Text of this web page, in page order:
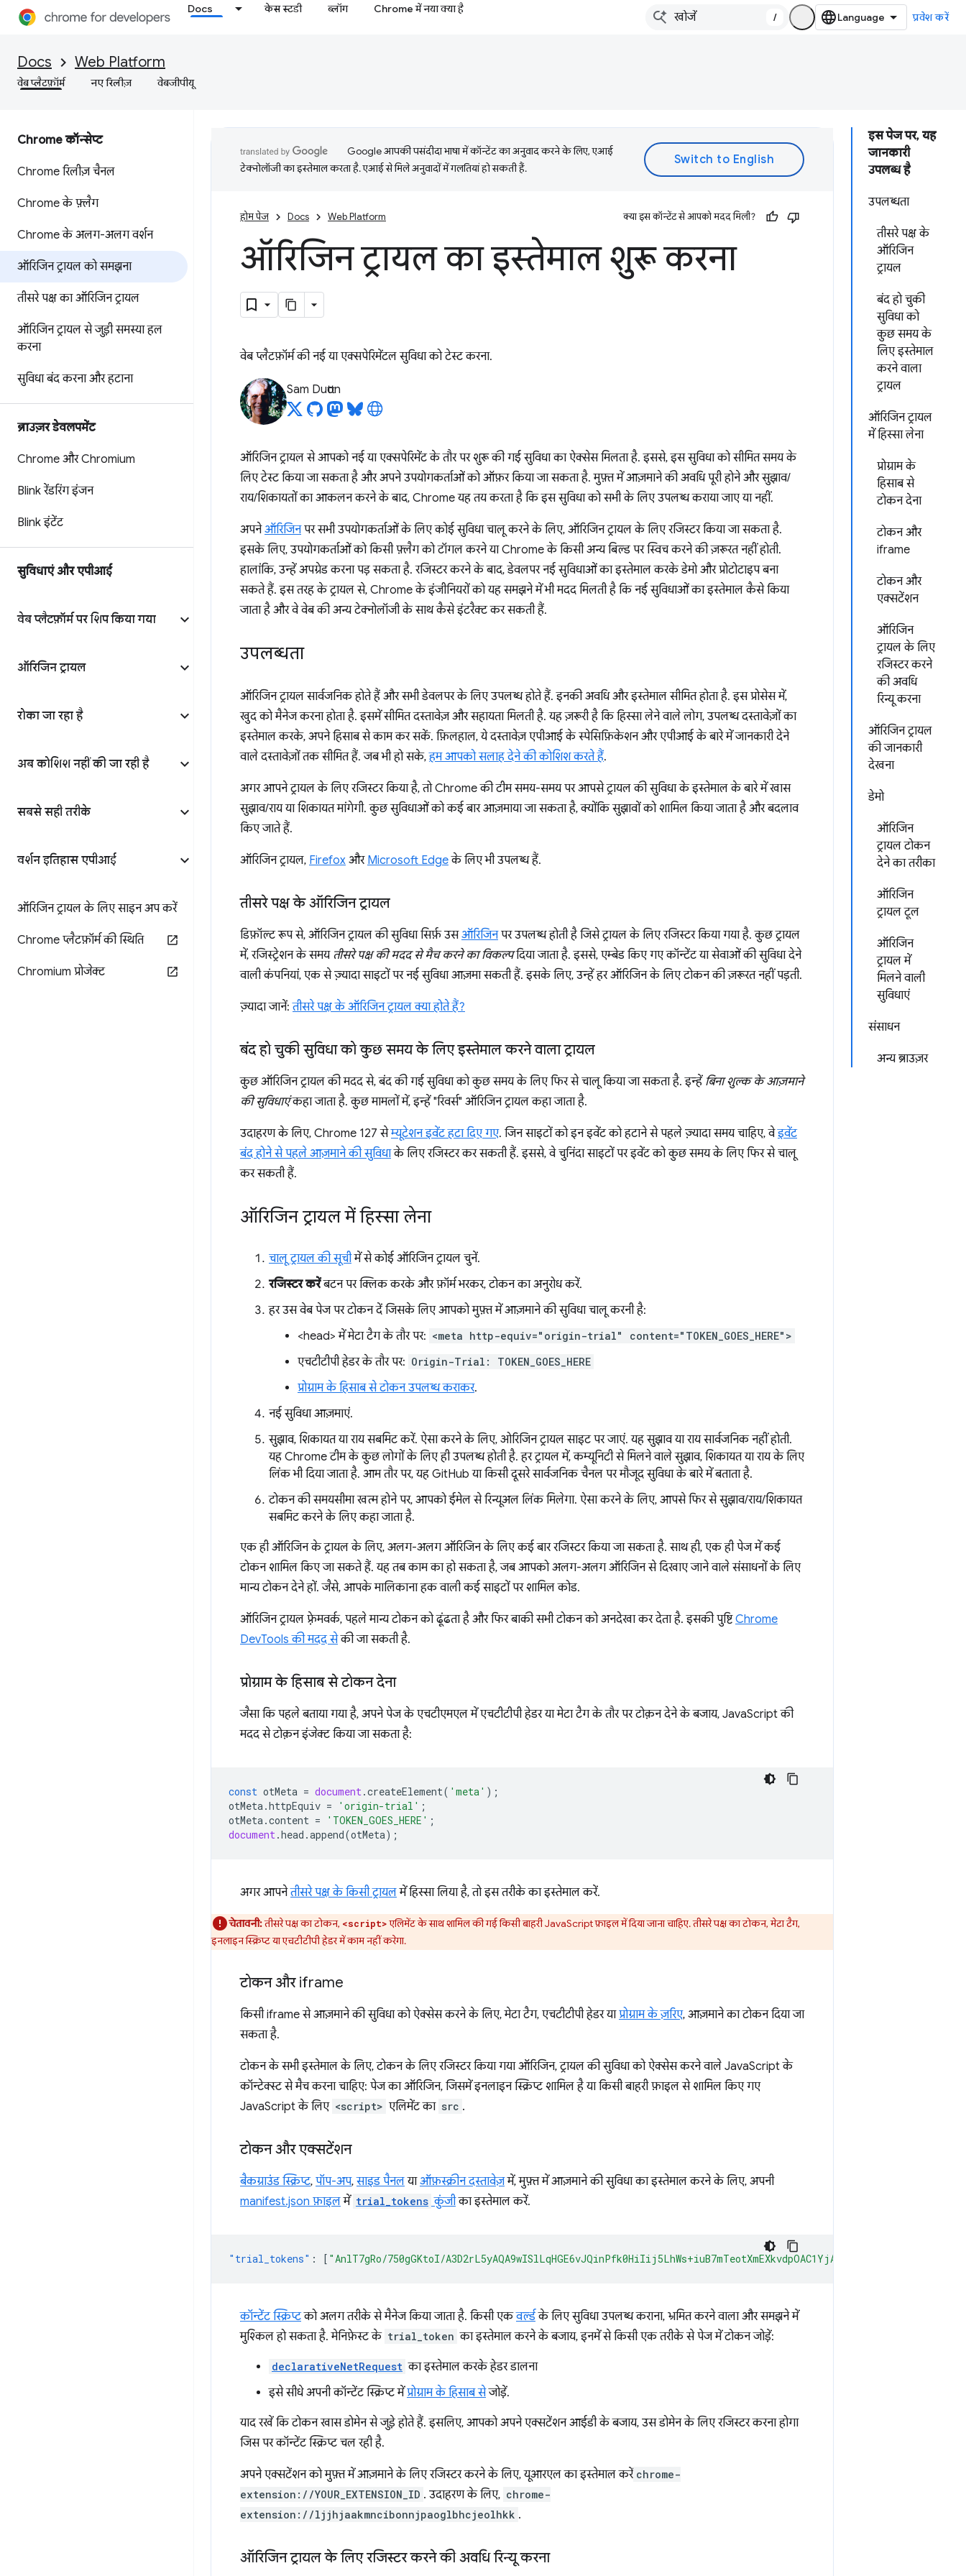
Docs केस स्टडी ब्लॉग Chrome में नया क्या है
/ प्रवेश करें
Docs Web Platform
वेब प्लैटफ़ॉर्म नए रिलीज़ वेबजीपीयू
Chrome कॉन्सेप्ट
Chrome रिलीज़ चैनल
Chrome के फ़्लैग
Chrome के अलग-अलग वर्शन
ऑरिजिन ट्रायल को समझना
तीसरे पक्ष का ऑरिजिन ट्रायल
ऑरिजिन ट्रायल से जुड़ी समस्या हल
करना
सुविधा बंद करना और हटाना
ब्राउज़र डेवलपमेंट
Chrome और Chromium
Blink रेंडरिंग इंजन
Blink इंटेंट
सुविधाएं और एपीआई
वेब प्लैटफ़ॉर्म पर शिप किया गया
ऑरिजिन ट्रायल
रोका जा रहा है
अब कोशिश नहीं की जा रही है
सबसे सही तरीके
वर्शन इतिहास एपीआई
ऑरिजिन ट्रायल के लिए साइन अप करें
Chrome प्लैटफ़ॉर्म की स्थिति
Chromium प्रोजेक्ट
इस पेज पर, यह
जानकारी
उपलब्ध है
उपलब्धता
तीसरे पक्ष के
ऑरिजिन
ट्रायल
बंद हो चुकी
सुविधा को
कुछ समय के
लिए इस्तेमाल
करने वाला
ट्रायल
ऑरिजिन ट्रायल
में हिस्सा लेना
प्रोग्राम के
हिसाब से
टोकन देना
टोकन और
iframe
टोकन और
एक्सटेंशन
ऑरिजिन
ट्रायल के लिए
रजिस्टर करने
की अवधि
रिन्यू करना
ऑरिजिन ट्रायल
की जानकारी
देखना
डेमो
ऑरिजिन
ट्रायल टोकन
देने का तरीका
ऑरिजिन
ट्रायल टूल
ऑरिजिन
ट्रायल में
मिलने वाली
सुविधाएं
संसाधन
अन्य ब्राउज़र
Google आपकी पसंदीदा भाषा में कॉन्टेंट का अनुवाद करने के लिए, एआई
टेक्नोलॉजी का इस्तेमाल करता है. एआई से मिले अनुवादों में गलतियां हो सकती हैं.
होम पेज Docs Web Platform क्या इस कॉन्टेंट से आपको मदद मिली?
ऑरिजिन ट्रायल का इस्तेमाल शुरू करना
वेब प्लैटफ़ॉर्म की नई या एक्सपेरिमेंटल सुविधा को टेस्ट करना.
Sam Dutton
ऑरिजिन ट्रायल से आपको नई या एक्सपेरिमेंट के तौर पर शुरू की गई सुविधा का ऐक्सेस मिलता है. इससे, इस सुविधा को सीमित समय के
लिए टेस्ट किया जा सकता है और अपने उपयोगकर्ताओं को ऑफ़र किया जा सकता है. मुफ़्त में आज़माने की अवधि पूरी होने और सुझाव/
राय/शिकायतों का आकलन करने के बाद, Chrome यह तय करता है कि इस सुविधा को सभी के लिए उपलब्ध कराया जाए या नहीं.
अपनेऑरिजिनपर सभी उपयोगकर्ताओं के लिए कोई सुविधा चालू करने के लिए, ऑरिजिन ट्रायल के लिए रजिस्टर किया जा सकता है.
इसके लिए, उपयोगकर्ताओं को किसी फ़्लैग को टॉगल करने या Chrome के किसी अन्य बिल्ड पर स्विच करने की ज़रूरत नहीं होती.
हालांकि, उन्हें अपग्रेड करना पड़ सकता है. रजिस्टर करने के बाद, डेवलपर नई सुविधाओं का इस्तेमाल करके डेमो और प्रोटोटाइप बना
सकते हैं. इस तरह के ट्रायल से, Chrome के इंजीनियरों को यह समझने में भी मदद मिलती है कि नई सुविधाओं का इस्तेमाल कैसे किया
जाता है और वे वेब की अन्य टेक्नोलॉजी के साथ कैसे इंटरैक्ट कर सकती हैं.
उपलब्धता
ऑरिजिन ट्रायल सार्वजनिक होते हैं और सभी डेवलपर के लिए उपलब्ध होते हैं. इनकी अवधि और इस्तेमाल सीमित होता है. इस प्रोसेस में,
खुद को मैनेज करना होता है. इसमें सीमित दस्तावेज़ और सहायता मिलती है. यह ज़रूरी है कि हिस्सा लेने वाले लोग, उपलब्ध दस्तावेज़ों का
इस्तेमाल करके, अपने हिसाब से काम कर सकें. फ़िलहाल, ये दस्तावेज़ एपीआई के स्पेसिफ़िकेशन और एपीआई के बारे में जानकारी देने
वाले दस्तावेज़ों तक सीमित हैं. जब भी हो सके,हम आपको सलाह देने की कोशिश करते हैं.
अगर आपने ट्रायल के लिए रजिस्टर किया है, तो Chrome की टीम समय-समय पर आपसे ट्रायल की सुविधा के इस्तेमाल के बारे में खास
सुझाव/राय या शिकायत मांगेगी. कुछ सुविधाओं को कई बार आज़माया जा सकता है, क्योंकि सुझावों को शामिल किया जाता है और बदलाव
किए जाते हैं.
ऑरिजिन ट्रायल, Firefox और Microsoft Edgeके लिए भी उपलब्ध हैं.
तीसरे पक्ष के ऑरिजिन ट्रायल
डिफ़ॉल्ट रूप से, ऑरिजिन ट्रायल की सुविधा सिर्फ़ उसऑरिजिनपर उपलब्ध होती है जिसे ट्रायल के लिए रजिस्टर किया गया है. कुछ ट्रायल
में, रजिस्ट्रेशन के समय तीसरे पक्ष की मदद से मैच करने का विकल्पदिया जाता है. इससे, एम्बेड किए गए कॉन्टेंट या सेवाओं की सुविधा देने
वाली कंपनियां, एक से ज़्यादा साइटों पर नई सुविधा आज़मा सकती हैं. इसके लिए, उन्हें हर ऑरिजिन के लिए टोकन की ज़रूरत नहीं पड़ती.
ज़्यादा जानें:तीसरे पक्ष के ऑरिजिन ट्रायल क्या होते हैं?
बंद हो चुकी सुविधा को कुछ समय के लिए इस्तेमाल करने वाला ट्रायल
कुछ ऑरिजिन ट्रायल की मदद से, बंद की गई सुविधा को कुछ समय के लिए फिर से चालू किया जा सकता है. इन्हें बिना शुल्क के आज़माने
की सुविधाएंकहा जाता है. कुछ मामलों में, इन्हें "रिवर्स" ऑरिजिन ट्रायल कहा जाता है.
उदाहरण के लिए, Chrome 127 सेम्यूटेशन इवेंट हटा दिए गए. जिन साइटों को इन इवेंट को हटाने से पहले ज़्यादा समय चाहिए, वेइवेंट
बंद होने से पहले आज़माने की सुविधाके लिए रजिस्टर कर सकती हैं. इससे, वे चुनिंदा साइटों पर इवेंट को कुछ समय के लिए फिर से चालू
कर सकती हैं.
ऑरिजिन ट्रायल में हिस्सा लेना
चालू ट्रायल की सूचीमें से कोई ऑरिजिन ट्रायल चुनें.
रजिस्टर करेंबटन पर क्लिक करके और फ़ॉर्म भरकर, टोकन का अनुरोध करें.
हर उस वेब पेज पर टोकन दें जिसके लिए आपको मुफ़्त में आज़माने की सुविधा चालू करनी है:
<head> में मेटा टैग के तौर पर: <meta http-equiv="origin-trial" content="TOKEN_GOES_HERE">
एचटीटीपी हेडर के तौर पर: Origin-Trial: TOKEN_GOES_HERE
प्रोग्राम के हिसाब से टोकन उपलब्ध कराकर.
नई सुविधा आज़माएं.
सुझाव, शिकायत या राय सबमिट करें. ऐसा करने के लिए, ओरिजिन ट्रायल साइट पर जाएं. यह सुझाव या राय सार्वजनिक नहीं होती.
यह Chrome टीम के कुछ लोगों के लिए ही उपलब्ध होती है. हर ट्रायल में, कम्यूनिटी से मिलने वाले सुझाव, शिकायत या राय के लिए
लिंक भी दिया जाता है. आम तौर पर, यह GitHub या किसी दूसरे सार्वजनिक चैनल पर मौजूद सुविधा के बारे में बताता है.
टोकन की समयसीमा खत्म होने पर, आपको ईमेल से रिन्यूअल लिंक मिलेगा. ऐसा करने के लिए, आपसे फिर से सुझाव/राय/शिकायत
सबमिट करने के लिए कहा जाता है.
एक ही ऑरिजिन के ट्रायल के लिए, अलग-अलग ऑरिजिन के लिए कई बार रजिस्टर किया जा सकता है. साथ ही, एक ही पेज में कई
टोकन शामिल किए जा सकते हैं. यह तब काम का हो सकता है, जब आपको अलग-अलग ऑरिजिन से दिखाए जाने वाले संसाधनों के लिए
मान्य टोकन देने हों. जैसे, आपके मालिकाना हक वाली कई साइटों पर शामिल कोड.
ऑरिजिन ट्रायल फ़्रेमवर्क, पहले मान्य टोकन को ढूंढता है और फिर बाकी सभी टोकन को अनदेखा कर देता है. इसकी पुष्टिChrome
DevTools की मदद सेकी जा सकती है.
प्रोग्राम के हिसाब से टोकन देना
जैसा कि पहले बताया गया है, अपने पेज के एचटीएमएल में एचटीटीपी हेडर या मेटा टैग के तौर पर टोक़न देने के बजाय, JavaScript की
मदद से टोक़न इंजेक्ट किया जा सकता है:
const otMeta = document.createElement( 'meta' );
otMeta.httpEquiv = 'origin-trial' ;
otMeta.content = 'TOKEN_GOES_HERE' ;
document.head .append(otMeta);
अगर आपनेतीसरे पक्ष के किसी ट्रायलमें हिस्सा लिया है, तो इस तरीके का इस्तेमाल करें.
चेतावनी:तीसरे पक्ष का टोकन, <script>एलिमेंट के साथ शामिल की गई किसी बाहरी JavaScript फ़ाइल में दिया जाना चाहिए. तीसरे पक्ष का टोकन, मेटा टैग,
इनलाइन स्क्रिप्ट या एचटीटीपी हेडर में काम नहीं करेगा.
टोकन और iframe
किसी iframe से आज़माने की सुविधा को ऐक्सेस करने के लिए, मेटा टैग, एचटीटीपी हेडर याप्रोग्राम के ज़रिए, आज़माने का टोकन दिया जा
सकता है.
टोकन के सभी इस्तेमाल के लिए, टोकन के लिए रजिस्टर किया गया ऑरिजिन, ट्रायल की सुविधा को ऐक्सेस करने वाले JavaScript के
कॉन्टेक्स्ट से मैच करना चाहिए: पेज का ऑरिजिन, जिसमें इनलाइन स्क्रिप्ट शामिल है या किसी बाहरी फ़ाइल से शामिल किए गए
JavaScript के लिए <script> एलिमेंट का src .
टोकन और एक्सटेंशन
बैकग्राउंड स्क्रिप्ट, पॉप-अप,साइड पैनलयाऑफ़स्क्रीन दस्तावेज़में, मुफ़्त में आज़माने की सुविधा का इस्तेमाल करने के लिए, अपनी
manifest.json फ़ाइलमें trial_tokens कुंजीका इस्तेमाल करें.
"trial_tokens" : [ "AnlT7gRo/750gGKtoI/
कॉन्टेंट स्क्रिप्टको अलग तरीके से मैनेज किया जाता है. किसी एकवर्ल्डके लिए सुविधा उपलब्ध कराना, भ्रमित करने वाला और समझने में
मुश्किल हो सकता है. मेनिफ़ेस्ट के trial_token का इस्तेमाल करने के बजाय, इनमें से किसी एक तरीके से पेज में टोकन जोड़ें:
declarativeNetRequest का इस्तेमाल करके हेडर डालना
इसे सीधे अपनी कॉन्टेंट स्क्रिप्ट मेंप्रोग्राम के हिसाब सेजोड़ें.
याद रखें कि टोकन खास डोमेन से जुड़े होते हैं. इसलिए, आपको अपने एक्सटेंशन आईडी के बजाय, उस डोमेन के लिए रजिस्टर करना होगा
जिस पर कॉन्टेंट स्क्रिप्ट चल रही है.
अपने एक्सटेंशन को मुफ़्त में आज़माने के लिए रजिस्टर करने के लिए, यूआरएल का इस्तेमाल करें chrome-
extension://YOUR_EXTENSION_ID . उदाहरण के लिए, chrome-
extension://ljjhjaakmncibonnjpaoglbhcjeolhkk .
ऑरिजिन ट्रायल के लिए रजिस्टर करने की अवधि रिन्यू करना